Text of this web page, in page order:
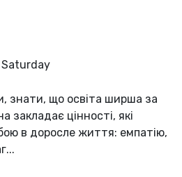
Saturday
знати, що освіта ширша за
закладає цінності, які
в доросле життя: емпатію,